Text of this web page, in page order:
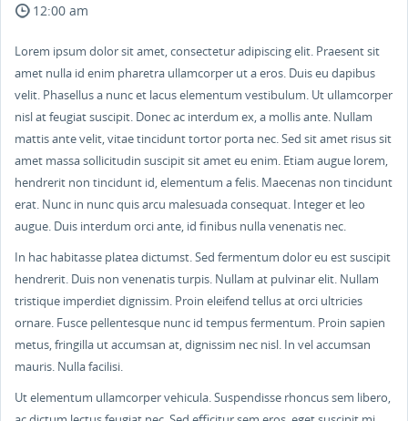
12:00 am
Lorem ipsum dolor sit amet, consectetur adipiscing elit. Praesent sit
amet nulla id enim pharetra ullamcorper ut a eros. Duis eu dapibus
velit. Phasellus a nunc et lacus elementum vestibulum. Ut ullamcorper
nisl at feugiat suscipit. Donec ac interdum ex, a mollis ante. Nullam
mattis ante velit, vitae tincidunt tortor porta nec. Sed sit amet risus sit
amet massa sollicitudin suscipit sit amet eu enim. Etiam augue lorem,
hendrerit non tincidunt id, elementum a felis. Maecenas non tincidunt
erat. Nunc in nunc quis arcu malesuada consequat. Integer et leo
augue. Duis interdum orci ante, id finibus nulla venenatis nec.
In hac habitasse platea dictumst. Sed fermentum dolor eu est suscipit
hendrerit. Duis non venenatis turpis. Nullam at pulvinar elit. Nullam
tristique imperdiet dignissim. Proin eleifend tellus at orci ultricies
ornare. Fusce pellentesque nunc id tempus fermentum. Proin sapien
metus, fringilla ut accumsan at, dignissim nec nisl. In vel accumsan
mauris. Nulla facilisi.
Ut elementum ullamcorper vehicula. Suspendisse rhoncus sem libero,